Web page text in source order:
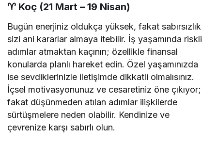
♈ Koç (21 Mart – 19 Nisan)
Bugün enerjiniz oldukça yüksek, fakat sabırsızlık
sizi ani kararlar almaya itebilir. İş yaşamında riskli
adımlar atmaktan kaçının; özellikle finansal
konularda planlı hareket edin. Özel yaşamınızda
ise sevdiklerinizle iletişimde dikkatli olmalısınız.
İçsel motivasyonunuz ve cesaretiniz öne çıkıyor;
fakat düşünmeden atılan adımlar ilişkilerde
sürtüşmelere neden olabilir. Kendinize ve
çevrenize karşı sabırlı olun.